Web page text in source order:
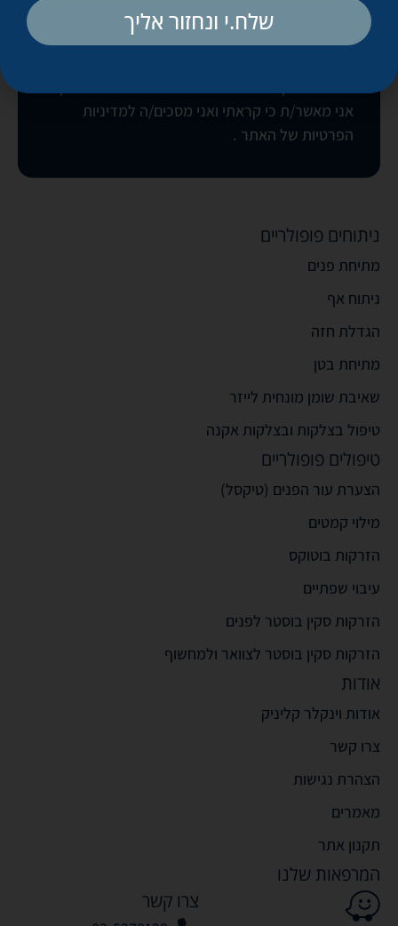
אני מאשר/ת כי קראתי ואני מסכים/ה למדיניות
הפרטיות של האתר .
בואו נקבע פגישה
ניתוחים פופולריים
מתיחת פנים
ניתוח אף
הגדלת חזה
מתיחת בטן
שאיבת שומן מונחית לייזר
טיפול בצלקות ובצלקות אקנה
טיפולים פופולריים
הצערת עור הפנים (טיקסל)
מילוי קמטים
הזרקות בוטוקס
עיבוי שפתיים
הזרקות סקין בוסטר לפנים
הזרקות סקין בוסטר לצוואר ולמחשוף
אודות
אודות וינקלר קליניק
צרו קשר
הצהרת נגישות
מאמרים
תקנון אתר
המרפאות שלנו
צרו קשר
שלח.י ונחזור אליך